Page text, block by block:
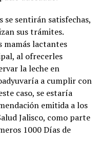
se sentirán satisfechas,
sus trámites.
lactantes
al ofrecerles
la leche en
a cumplir con
caso, se estaría
emitida a los
Jalisco, como parte
1000 Días de